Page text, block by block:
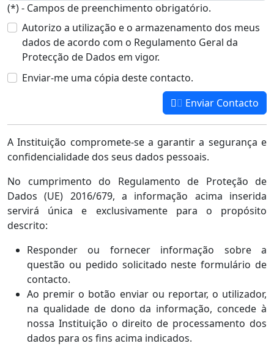
(*) - Campos de preenchimento obrigatório.
Autorizo a utilização e o armazenamento dos meus
dados de acordo com o Regulamento Geral da
Protecção de Dados em vigor.
Enviar-me uma cópia deste contacto.
Enviar Contacto
A Instituição compromete-se a garantir a segurança e
confidencialidade dos seus dados pessoais.
No cumprimento do Regulamento de Proteção de
Dados (UE) 2016/679, a informação acima inserida
servirá única e exclusivamente para o propósito
descrito:
Responder ou fornecer informação sobre a
questão ou pedido solicitado neste formulário de
contacto.
Ao premir o botão enviar ou reportar, o utilizador,
na qualidade de dono da informação, concede à
nossa Instituição o direito de processamento dos
dados para os fins acima indicados.